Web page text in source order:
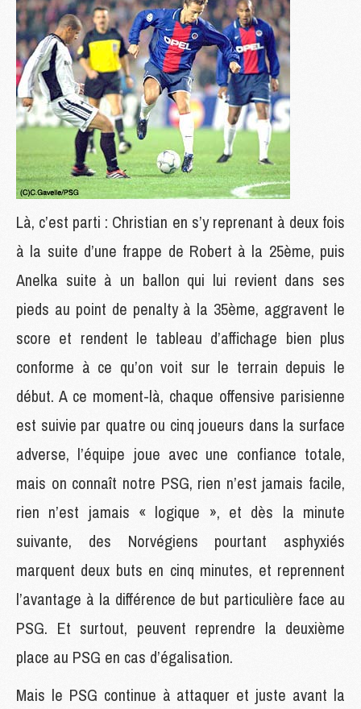
Là, c’est parti : Christian en s’y reprenant à deux fois
à la suite d’une frappe de Robert à la 25ème, puis
Anelka suite à un ballon qui lui revient dans ses
pieds au point de penalty à la 35ème, aggravent le
score et rendent le tableau d’affichage bien plus
conforme à ce qu’on voit sur le terrain depuis le
début. A ce moment-là, chaque offensive parisienne
est suivie par quatre ou cinq joueurs dans la surface
adverse, l’équipe joue avec une confiance totale,
mais on connaît notre PSG, rien n’est jamais facile,
rien n’est jamais « logique », et dès la minute
suivante, des Norvégiens pourtant asphyxiés
marquent deux buts en cinq minutes, et reprennent
l’avantage à la différence de but particulière face au
PSG. Et surtout, peuvent reprendre la deuxième
place au PSG en cas d’égalisation.
Mais le PSG continue à attaquer et juste avant la